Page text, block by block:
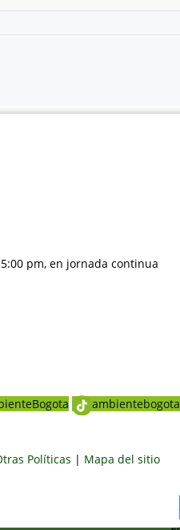
pm, en jornada continua
ambientebogota
Políticas | Mapa del sitio